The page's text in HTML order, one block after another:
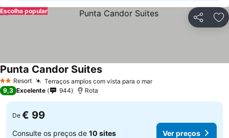
Partilhar
Escolha popular
2 Estrelas
Resort Terraços amplos com vista para o mar
Punta Candor Suites
9,3 Excelente 944 Rota
De € 99
Consulte os preços de 10 sites Ver preços